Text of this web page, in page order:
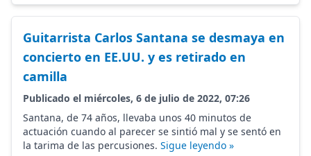
Guitarrista Carlos Santana se desmaya en
concierto en EE.UU. y es retirado en
camilla
Publicado el miércoles, 6 de julio de 2022, 07:26
Santana, de 74 años, llevaba unos 40 minutos de
actuación cuando al parecer se sintió mal y se sentó en
la tarima de las percusiones. Sigue leyendo »